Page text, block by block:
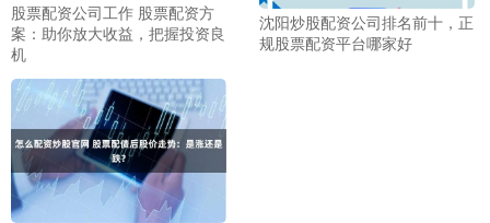
股票配资公司工作 股票配资方
案：助你放大收益，把握投资良
机
沈阳炒股配资公司排名前十，正
规股票配资平台哪家好